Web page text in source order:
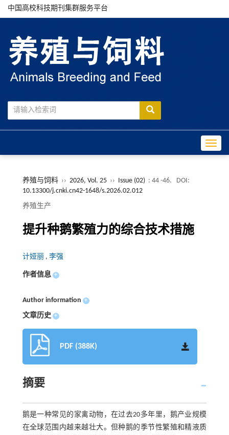
中国高校科技期刊集群服务平台
养殖与饲料 ›› 2026, Vol. 25 ›› Issue (02) : 44 -46.
DOI:
10.13300/j.cnki.cn42-1648/s.2026.02.012
养殖生产
提升种鹅繁殖力的综合技术措施
计娅丽 , 李强
作者信息 +
Author information +
文章历史 +
PDF (388K)
摘要
鹅是一种常见的家禽动物，在过去20多年里，鹅产业规模
在全球范围内越来越壮大。但种鹅的季节性繁殖和精液质